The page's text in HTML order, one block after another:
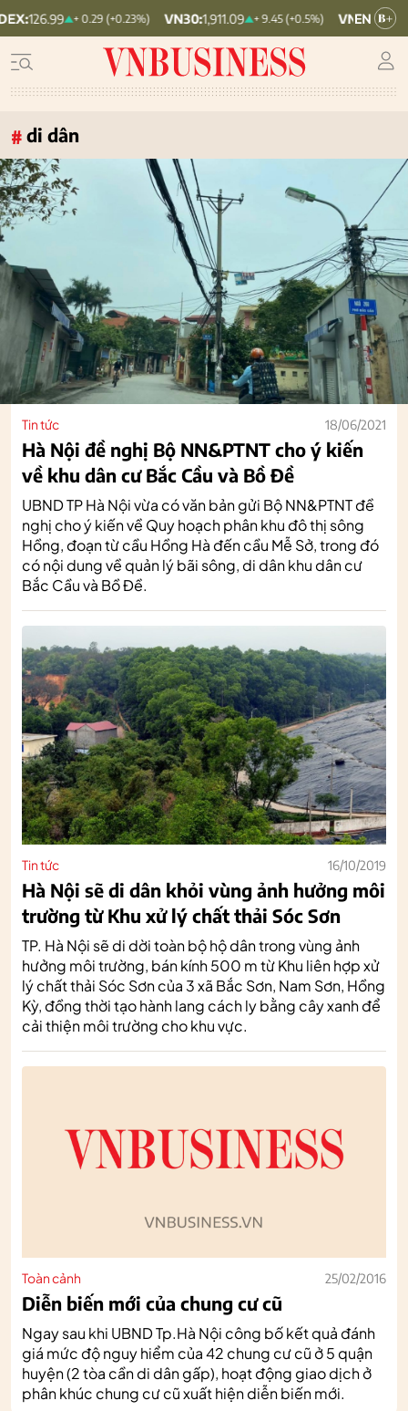
+ 0.29 (+0.23%) VN30:1,911.09 + 9.45 (+0.5%) VNINDEX: 1,768.06
# di dân
Tin tức 18/06/2021
Hà Nội đề nghị Bộ NN&PTNT cho ý kiến
về khu dân cư Bắc Cầu và Bồ Đề
UBND TP Hà Nội vừa có văn bản gửi Bộ NN&PTNT đề
nghị cho ý kiến về Quy hoạch phân khu đô thị sông
Hồng, đoạn từ cầu Hồng Hà đến cầu Mễ Sở, trong đó
có nội dung về quản lý bãi sông, di dân khu dân cư
Bắc Cầu và Bồ Đề.
Tin tức 16/10/2019
Hà Nội sẽ di dân khỏi vùng ảnh hưởng môi
trường từ Khu xử lý chất thải Sóc Sơn
TP. Hà Nội sẽ di dời toàn bộ hộ dân trong vùng ảnh
hưởng môi trường, bán kính 500 m từ Khu liên hợp xử
lý chất thải Sóc Sơn của 3 xã Bắc Sơn, Nam Sơn, Hồng
Kỳ, đồng thời tạo hành lang cách ly bằng cây xanh để
cải thiện môi trường cho khu vực.
Toàn cảnh 25/02/2016
Diễn biến mới của chung cư cũ
Ngay sau khi UBND Tp.Hà Nội công bố kết quả đánh
giá mức độ nguy hiểm của 42 chung cư cũ ở 5 quận
huyện (2 tòa cần di dân gấp), hoạt động giao dịch ở
phân khúc chung cư cũ xuất hiện diễn biến mới.